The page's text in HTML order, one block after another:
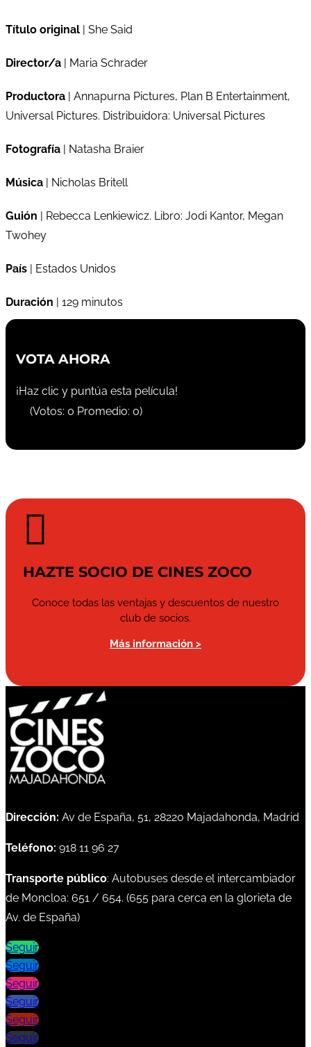
Título original | She Said
Director/a | Maria Schrader
Productora | Annapurna Pictures, Plan B Entertainment,
Universal Pictures. Distribuidora: Universal Pictures
Fotografía | Natasha Braier
Música | Nicholas Britell
Guión | Rebecca Lenkiewicz. Libro: Jodi Kantor, Megan
Twohey
País | Estados Unidos
Duración | 129 minutos
VOTA AHORA
¡Haz clic y puntúa esta película!
(Votos: 0 Promedio: 0)

HAZTE SOCIO DE CINES ZOCO
Conoce todas las ventajas y descuentos de nuestro
club de socios.
Más información >
Dirección: Av de España, 51, 28220 Majadahonda, Madrid
Teléfono: 918 11 96 27
Transporte público: Autobuses desde el intercambiador
de Moncloa: 651 / 654. (655 para cerca en la glorieta de
Av. de España)
Seguir
Seguir
Seguir
Seguir
Seguir
Seguir